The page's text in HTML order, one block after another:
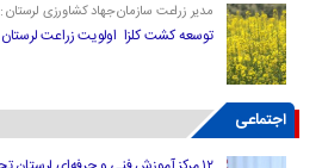
مدیر زراعت سازمان جهاد کشاورزی لرستان :
توسعه کشت کلزا اولویت زراعت
اجتماعی